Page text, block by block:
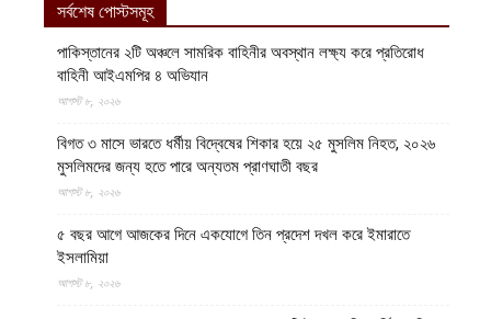
সর্বশেষ পোস্টসমূহ
পাকিস্তানের ২টি অঞ্চলে সামরিক বাহিনীর অবস্থান লক্ষ্য করে প্রতিরোধ
বাহিনী আইএমপির ৪ অভিযান
আগস্ট ৮, ২০২৬
বিগত ৩ মাসে ভারতে ধর্মীয় বিদ্বেষের শিকার হয়ে ২৫ মুসলিম নিহত, ২০২৬
মুসলিমদের জন্য হতে পারে অন্যতম প্রাণঘাতী বছর
আগস্ট ৮, ২০২৬
৫ বছর আগে আজকের দিনে একযোগে তিন প্রদেশ দখল করে ইমারাতে
ইসলামিয়া
আগস্ট ৮, ২০২৬